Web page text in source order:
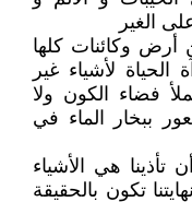
الغير
أرض وكائنات كلها
لأشياء غير
فضاء الكون ولا
ببخار الماء في
تأذينا هي الأشياء
تكون بالحقيقة